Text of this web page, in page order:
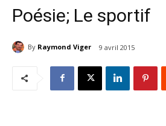
Poésie; Le sportif
By Raymond Viger 9 avril 2015